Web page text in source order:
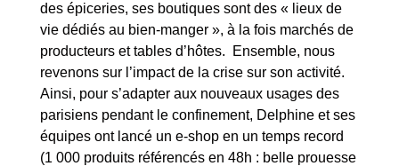
des épiceries, ses boutiques sont des « lieux de
vie dédiés au bien-manger », à la fois marchés de
producteurs et tables d’hôtes. Ensemble, nous
revenons sur l’impact de la crise sur son activité.
Ainsi, pour s’adapter aux nouveaux usages des
parisiens pendant le confinement, Delphine et ses
équipes ont lancé un e-shop en un temps record
(1 000 produits référencés en 48h : belle prouesse